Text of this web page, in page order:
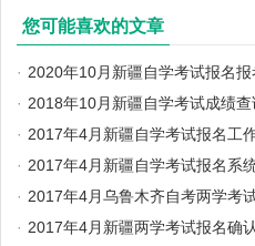
您可能喜欢的文章
· 2020年10月新疆自学考试报名报
· 2018年10月新疆自学考试成绩查
· 2017年4月新疆自学考试报名工
· 2017年4月新疆自学考试报名系
· 2017年4月乌鲁木齐自考两学考
· 2017年4月新疆两学考试报名确